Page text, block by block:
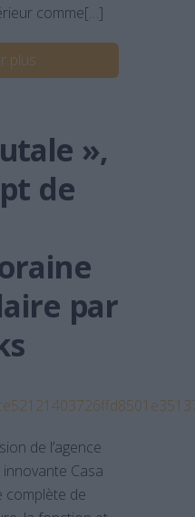
comme[…]
plus
»,
de
par
de l’agence
innovante Casa
complète de